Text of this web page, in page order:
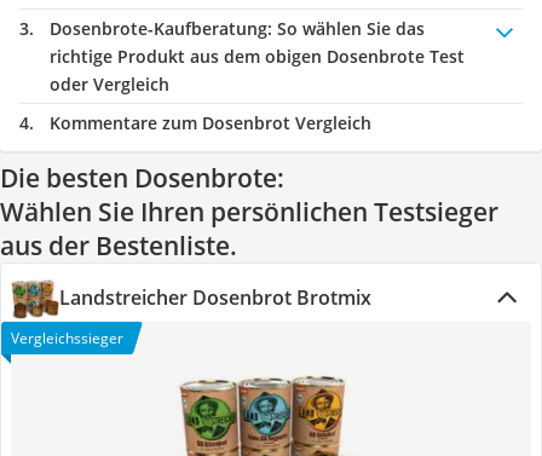
Dosenbrote-Kaufberatung: So wählen Sie das
richtige Produkt aus dem obigen Dosenbrote Test
oder Vergleich
Kommentare zum Dosenbrot Vergleich
Die besten Dosenbrote:
Wählen Sie Ihren persönlichen Testsieger
aus der Bestenliste.
Landstreicher Dosenbrot Brotmix
Vergleichssieger